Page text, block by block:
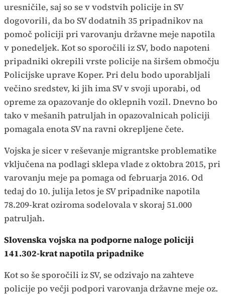
uresničile, saj so se v vodstvih policije in SV
dogovorili, da bo SV dodatnih 35 pripadnikov na
pomoč policiji pri varovanju državne meje napotila
v ponedeljek. Kot so sporočili iz SV, bodo napoteni
pripadniki okrepili vrste policije na širšem območju
Policijske uprave Koper. Pri delu bodo uporabljali
večino sredstev, ki jih ima SV v svoji uporabi, od
opreme za opazovanje do oklepnih vozil. Dnevno bo
tako v mešanih patruljah in opazovalnicah policiji
pomagala enota SV na ravni okrepljene čete.
Vojska je sicer v reševanje migrantske problematike
vključena na podlagi sklepa vlade z oktobra 2015, pri
varovanju meje pa pomaga od februarja 2016. Od
tedaj do 10. julija letos je SV pripadnike napotila
78.209-krat oziroma sodelovala v skoraj 51.000
patruljah.
Slovenska vojska na podporne naloge policiji
141.302-krat napotila pripadnike
Kot so še sporočili iz SV, se odzivajo na zahteve
policije po večji podpori varovanja državne meje oz.